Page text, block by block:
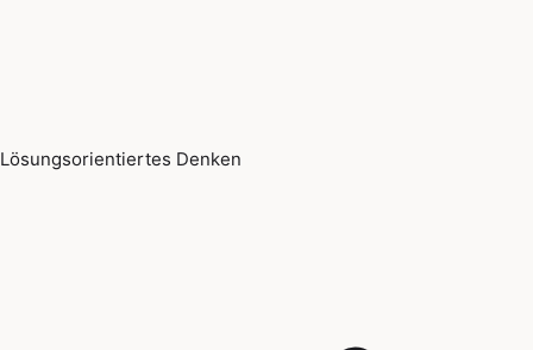
Lösungsorientiertes Denken